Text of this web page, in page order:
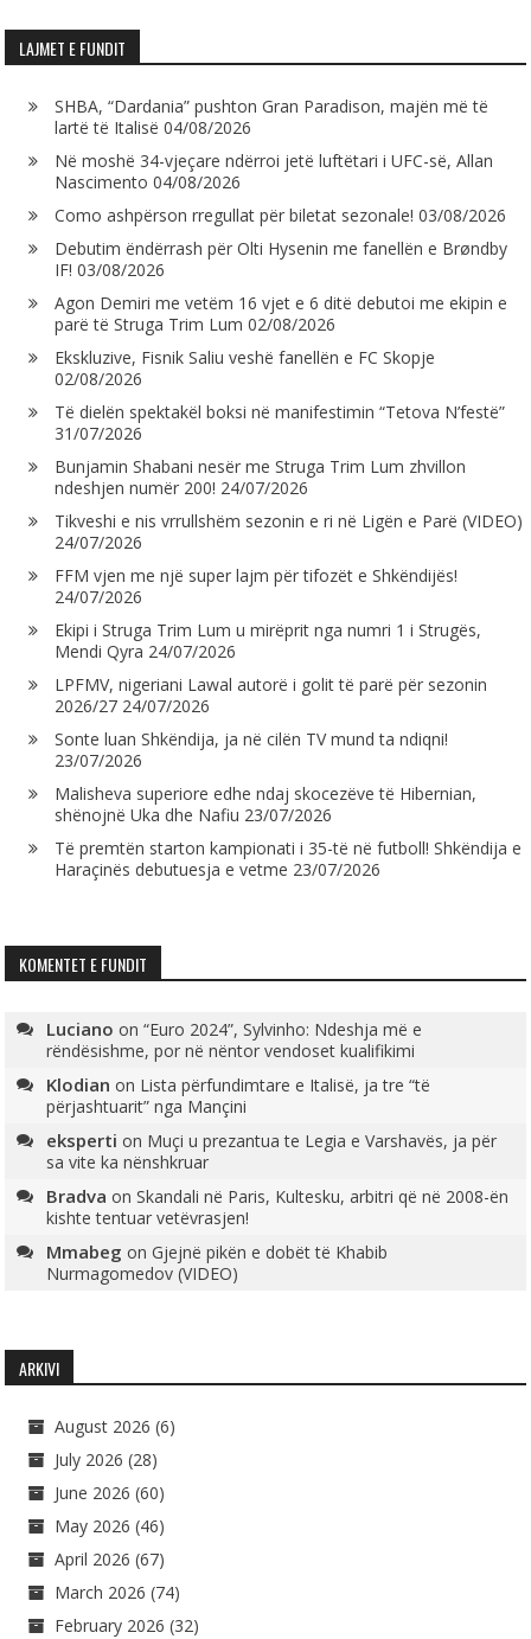
LAJMET E FUNDIT
SHBA, “Dardania” pushton Gran Paradison, majën më të
lartë të Italisë 04/08/2026
Në moshë 34-vjeçare ndërroi jetë luftëtari i UFC-së, Allan
Nascimento 04/08/2026
Como ashpërson rregullat për biletat sezonale! 03/08/2026
Debutim ëndërrash për Olti Hysenin me fanellën e Brøndby
IF! 03/08/2026
Agon Demiri me vetëm 16 vjet e 6 ditë debutoi me ekipin e
parë të Struga Trim Lum 02/08/2026
Ekskluzive, Fisnik Saliu veshë fanellën e FC Skopje
02/08/2026
Të dielën spektakël boksi në manifestimin “Tetova N’festë”
31/07/2026
Bunjamin Shabani nesër me Struga Trim Lum zhvillon
ndeshjen numër 200! 24/07/2026
Tikveshi e nis vrrullshëm sezonin e ri në Ligën e Parë (VIDEO)
24/07/2026
FFM vjen me një super lajm për tifozët e Shkëndijës!
24/07/2026
Ekipi i Struga Trim Lum u mirëprit nga numri 1 i Strugës,
Mendi Qyra 24/07/2026
LPFMV, nigeriani Lawal autorë i golit të parë për sezonin
2026/27 24/07/2026
Sonte luan Shkëndija, ja në cilën TV mund ta ndiqni!
23/07/2026
Malisheva superiore edhe ndaj skocezëve të Hibernian,
shënojnë Uka dhe Nafiu 23/07/2026
Të premtën starton kampionati i 35-të në futboll! Shkëndija e
Haraçinës debutuesja e vetme 23/07/2026
KOMENTET E FUNDIT
Luciano on“Euro 2024”, Sylvinho: Ndeshja më e
rëndësishme, por në nëntor vendoset kualifikimi
Klodian on Lista përfundimtare e Italisë, ja tre “të
përjashtuarit” nga Mançini
eksperti on Muçi u prezantua te Legia e Varshavës, ja për
sa vite ka nënshkruar
Bradva onSkandali në Paris, Kultesku, arbitri që në 2008-ën
kishte tentuar vetëvrasjen!
Mmabeg onGjejnë pikën e dobët të Khabib
Nurmagomedov (VIDEO)
ARKIVI
August 2026 (6)
July 2026 (28)
June 2026 (60)
May 2026 (46)
April 2026 (67)
March 2026 (74)
February 2026 (32)